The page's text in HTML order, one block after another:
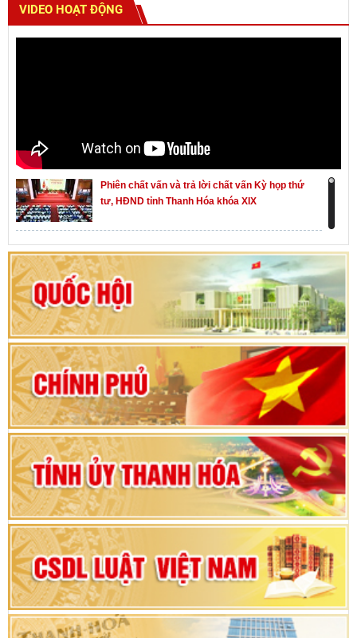
VIDEO HOẠT ĐỘNG
Phiên chất vấn và trả lời chất vấn Kỳ họp thứ
tư, HĐND tỉnh Thanh Hóa khóa XIX
Khai mạc kỳ họp thứ Nhất, Quốc hội khóa XVI
Hướng dẫn quy trình bỏ phiếu bầu cử ĐBQH
khoá XVI và đại biểu HĐND các cấp nhiệm kỳ
2026-2031
80 năm Quốc hội Việt Nam: vì lợi ích Nhân dân,
vì sự phát triển của đất nước
Bộ Chính trị duyệt nội dung Đại hội đại biểu
Đảng bộ tỉnh Thanh Hóa lần thứ XX, nhiệm kỳ
2025 - 2030
Đại hội đại biểu Đảng bộ xã Yên Thọ lần thứ I,
nhiệm kỳ 2025 – 2030
Đại hội Đảng bộ xã Yên Ninh lần thứ nhất,
nhiệm kỳ 2025 - 2030
Khai mạc Kỳ họp bất thường lần thứ 9, Quốc
hội khóa XV